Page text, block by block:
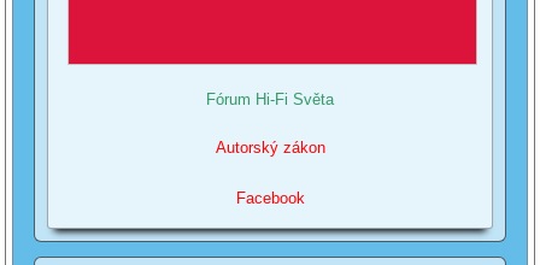
Fórum Hi-Fi Světa
Autorský zákon
Facebook